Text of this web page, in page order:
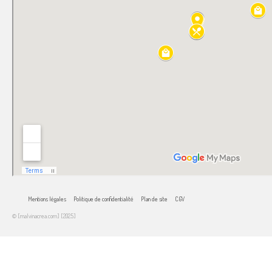
Mentions légales Politique de confidentialité Plan de site CGV
© [malvinacrea.com] [2025]